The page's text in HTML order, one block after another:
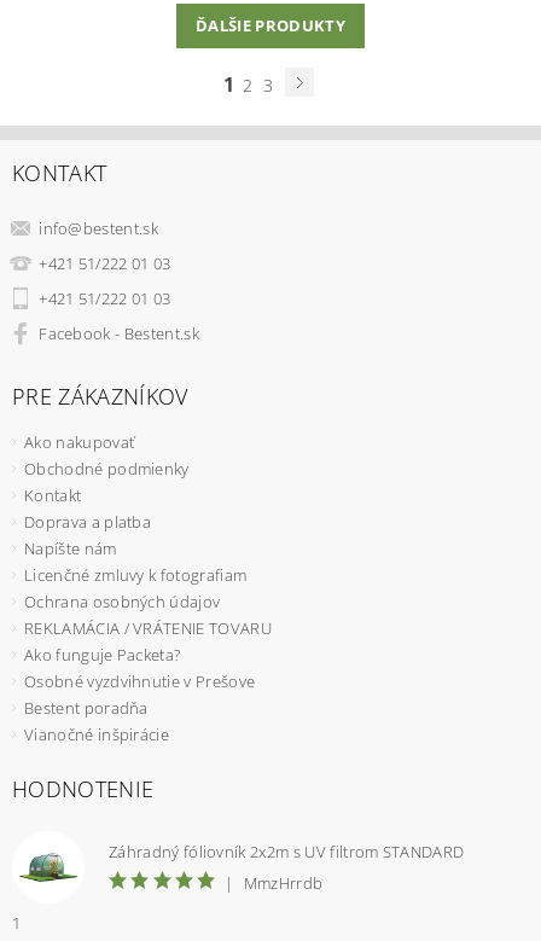
ĎALŠIE PRODUKTY
1 2 3
KONTAKT
info@bestent.sk
+421 51/222 01 03
+421 51/222 01 03
Facebook - Bestent.sk
PRE ZÁKAZNÍKOV
Ako nakupovať
Obchodné podmienky
Kontakt
Doprava a platba
Napíšte nám
Licenčné zmluvy k fotografiam
Ochrana osobných údajov
REKLAMÁCIA / VRÁTENIE TOVARU
Ako funguje Packeta?
Osobné vyzdvihnutie v Prešove
Bestent poradňa
Vianočné inšpirácie
HODNOTENIE
Záhradný fóliovník 2x2m s UV filtrom STANDARD
|
MmzHrrdb
1